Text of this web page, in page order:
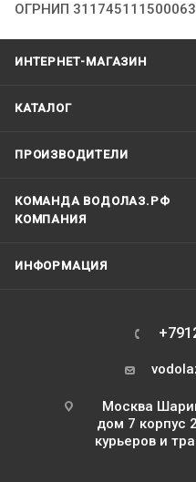
ОГРНИП 311745111500063
ИНТЕРНЕТ-МАГАЗИН
КАТАЛОГ
ПРОИЗВОДИТЕЛИ
КОМАНДА ВОДОЛАЗ.РФ
КОМПАНИЯ
ИНФОРМАЦИЯ
Москва
дом 7 корпус
курьеров и